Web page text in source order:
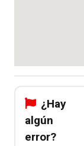
¿Hay
algún
error?